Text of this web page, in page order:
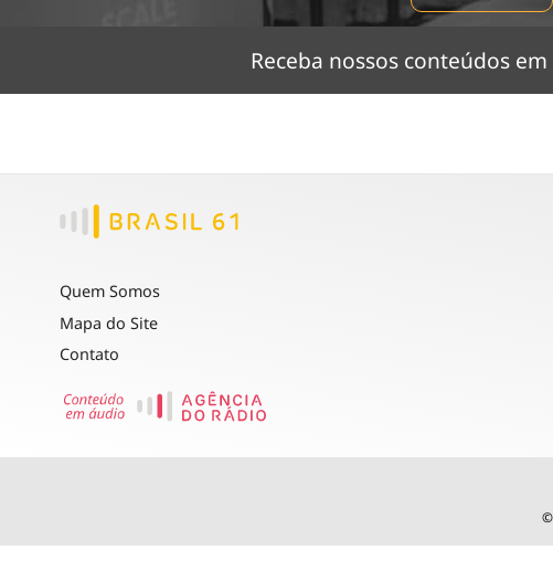
Receba nossos conteúdos em
Quem Somos
Mapa do Site
Contato
©